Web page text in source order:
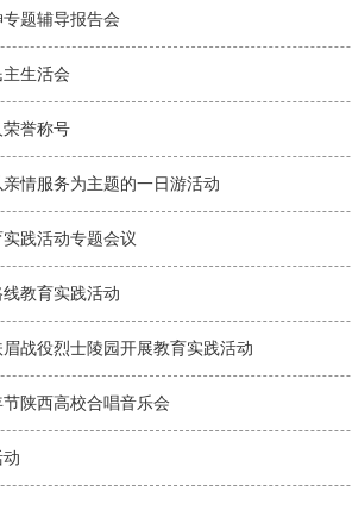
题辅导报告会
生活会
誉称号
情服务为主题的一日游活动
践活动专题会议
教育实践活动
战役烈士陵园开展教育实践活动
陕西高校合唱音乐会